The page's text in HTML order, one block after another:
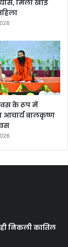
मिली खोई
के रूप में
आचार्य बालकृष्ण
निकली कातिल